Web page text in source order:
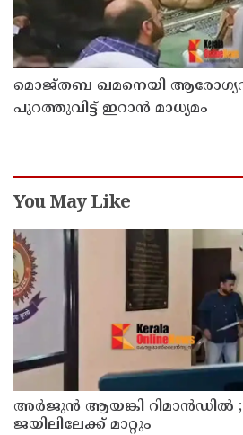
മൊജ്തബ ഖമനെയി
പുറത്തുവിട്ട് ഇറാന്‍ മാധ്യമം
You May Like
അര്‍ജുന്‍ ആയങ്കി റിമാന്‍ഡില്‍ ;
ജയിലിലേക്ക് മാറ്റും